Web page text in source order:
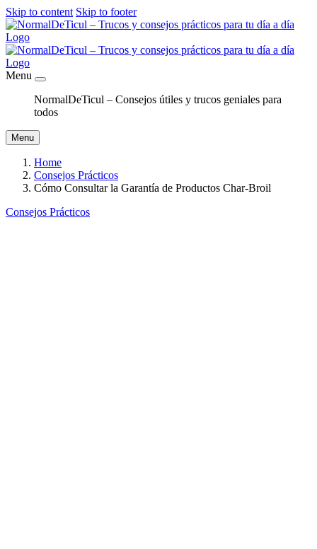
Skip to content Skip to footer
Menu
NormalDeTicul – Consejos útiles y trucos geniales para
todos
Menu
Home
Consejos Prácticos
Cómo Consultar la Garantía de Productos Char-Broil
Consejos Prácticos